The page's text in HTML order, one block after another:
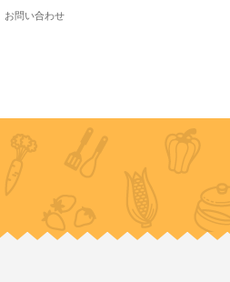
お問い合わせ